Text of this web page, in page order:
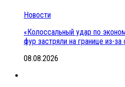
Новости
«Колоссальный удар по
фур застряли на границе из-за
08.08.2026